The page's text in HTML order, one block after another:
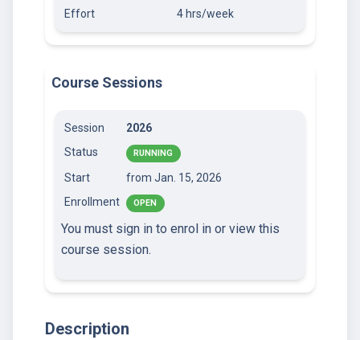
Effort
4 hrs/week
Course Sessions
Session
2026
Status
RUNNING
Start
from Jan. 15, 2026
Enrollment
OPEN
You must sign in to enrol in or view this
course session.
Description